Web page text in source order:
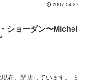
2007.04.27
ショーダン〜Michel
在、閉店しています。 ミ